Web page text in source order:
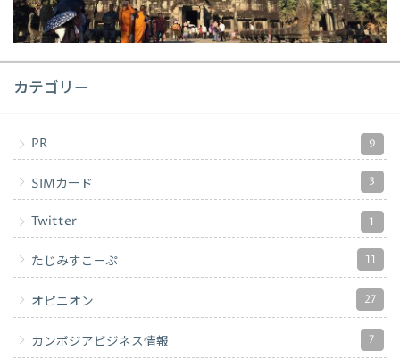
カテゴリー
PR 9
SIMカード 3
Twitter 1
たじみすこーぷ 11
オピニオン 27
カンボジアビジネス情報 7